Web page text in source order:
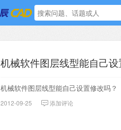
机械软件图层线型能自己
机械软件图层线型能自己设置修改吗？
2012-09-25 添加评论